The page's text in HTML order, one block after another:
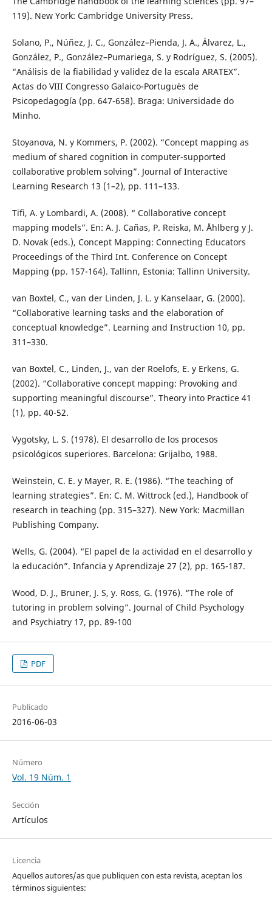
119). New York: Cambridge University Press.
Solano, P., Núñez, J. C., González–Pienda, J. A., Álvarez, L.,
González, P., González–Pumariega, S. y Rodríguez, S. (2005).
“Análisis de la fiabilidad y validez de la escala ARATEX”.
Actas do VIII Congresso Galaico-Portuguès de
Psicopedagogía (pp. 647-658). Braga: Universidade do
Minho.
Stoyanova, N. y Kommers, P. (2002). “Concept mapping as
medium of shared cognition in computer-supported
collaborative problem solving”. Journal of Interactive
Learning Research 13 (1–2), pp. 111–133.
Tifi, A. y Lombardi, A. (2008). “ Collaborative concept
mapping models”. En: A. J. Cañas, P. Reiska, M. Åhlberg y J.
D. Novak (eds.), Concept Mapping: Connecting Educators
Proceedings of the Third Int. Conference on Concept
Mapping (pp. 157-164). Tallinn, Estonia: Tallinn University.
van Boxtel, C., van der Linden, J. L. y Kanselaar, G. (2000).
“Collaborative learning tasks and the elaboration of
conceptual knowledge”. Learning and Instruction 10, pp.
311–330.
van Boxtel, C., Linden, J., van der Roelofs, E. y Erkens, G.
(2002). “Collaborative concept mapping: Provoking and
supporting meaningful discourse”. Theory into Practice 41
(1), pp. 40-52.
Vygotsky, L. S. (1978). El desarrollo de los procesos
psicológicos superiores. Barcelona: Grijalbo, 1988.
Weinstein, C. E. y Mayer, R. E. (1986). “The teaching of
learning strategies”. En: C. M. Wittrock (ed.), Handbook of
research in teaching (pp. 315–327). New York: Macmillan
Publishing Company.
Wells, G. (2004). “El papel de la actividad en el desarrollo y
la educación”. Infancia y Aprendizaje 27 (2), pp. 165-187.
Wood, D. J., Bruner, J. S, y. Ross, G. (1976). “The role of
tutoring in problem solving”. Journal of Child Psychology
and Psychiatry 17, pp. 89-100
PDF
Publicado
2016-06-03
Número
Vol. 19 Núm. 1
Sección
Artículos
Licencia
Aquellos autores/as que publiquen con esta revista, aceptan los
términos siguientes: